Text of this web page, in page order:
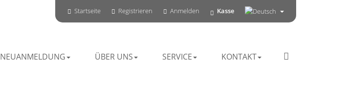
Startseite Registrieren Anmelden Kasse
NEUANMELDUNG ÜBER UNS SERVICE KONTAKT